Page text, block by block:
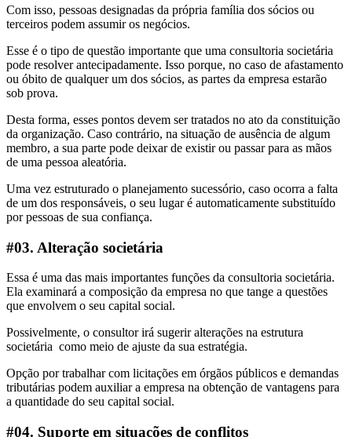
Com isso, pessoas designadas da própria família dos sócios ou
terceiros podem assumir os negócios.
Esse é o tipo de questão importante que uma consultoria societária
pode resolver antecipadamente. Isso porque, no caso de afastamento
ou óbito de qualquer um dos sócios, as partes da empresa estarão
sob prova.
Desta forma, esses pontos devem ser tratados no ato da constituição
da organização. Caso contrário, na situação de ausência de algum
membro, a sua parte pode deixar de existir ou passar para as mãos
de uma pessoa aleatória.
Uma vez estruturado o planejamento sucessório, caso ocorra a falta
de um dos responsáveis, o seu lugar é automaticamente substituído
por pessoas de sua confiança.
#03. Alteração societária
Essa é uma das mais importantes funções da consultoria societária.
Ela examinará a composição da empresa no que tange a questões
que envolvem o seu capital social.
Possivelmente, o consultor irá sugerir alterações na estrutura
societária como meio de ajuste da sua estratégia.
Opção por trabalhar com licitações em órgãos públicos e demandas
tributárias podem auxiliar a empresa na obtenção de vantagens para
a quantidade do seu capital social.
#04. Suporte em situações de conflitos